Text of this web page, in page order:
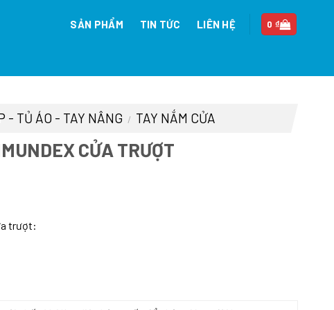
SẢN PHẨM TIN TỨC LIÊN HỆ 0₫
- TỦ ÁO - TAY NÂNG / TAY NẮM CỬA
CỬA TRƯỢT
trượt: